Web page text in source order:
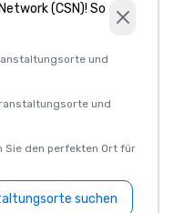
(CSN)! So
und
und
Sie den perfekten Ort für
suchen